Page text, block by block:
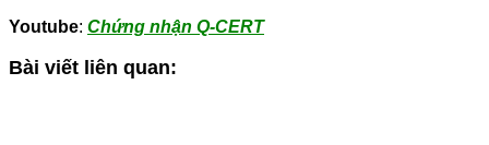
Youtube: Chứng nhận Q-CERT
Bài viết liên quan: